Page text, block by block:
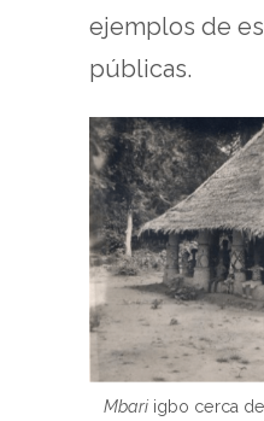
ejemplos de
públicas.
Mbariigbo cerca de